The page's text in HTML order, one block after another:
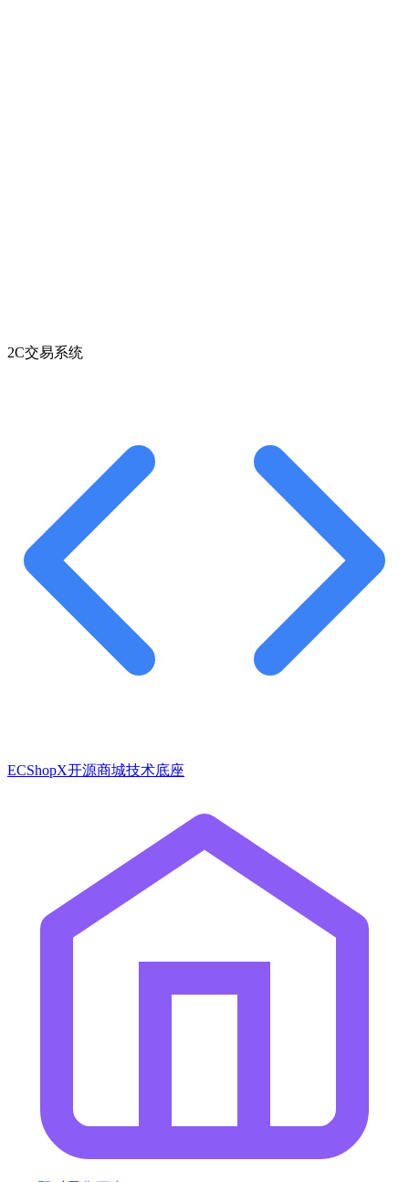
2C交易系统
ECShopX开源商城技术底座